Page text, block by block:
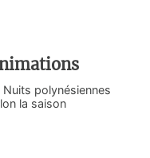
Nuits polynésiennes
la saison